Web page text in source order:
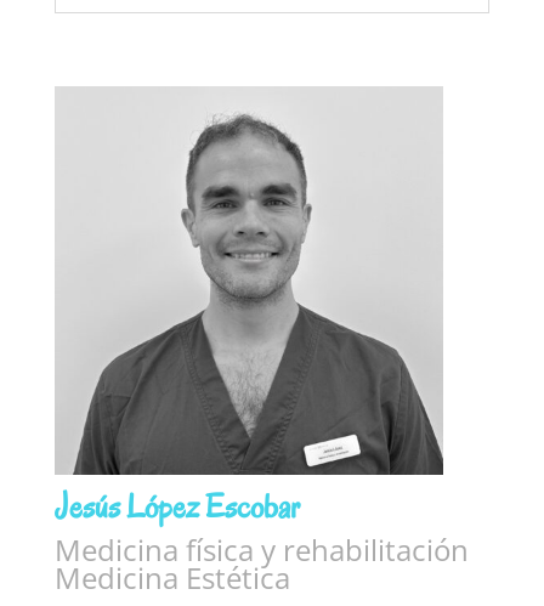
Jesús López Escobar
Medicina física y rehabilitación
Medicina Estética